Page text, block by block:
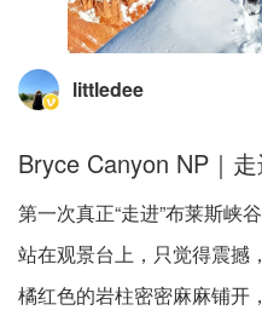
littledee
Bryce Canyon NP｜
第一次真正“走进”布莱斯峡
站在观景台上，只觉得震撼，
橘红色的岩柱密密麻麻铺开